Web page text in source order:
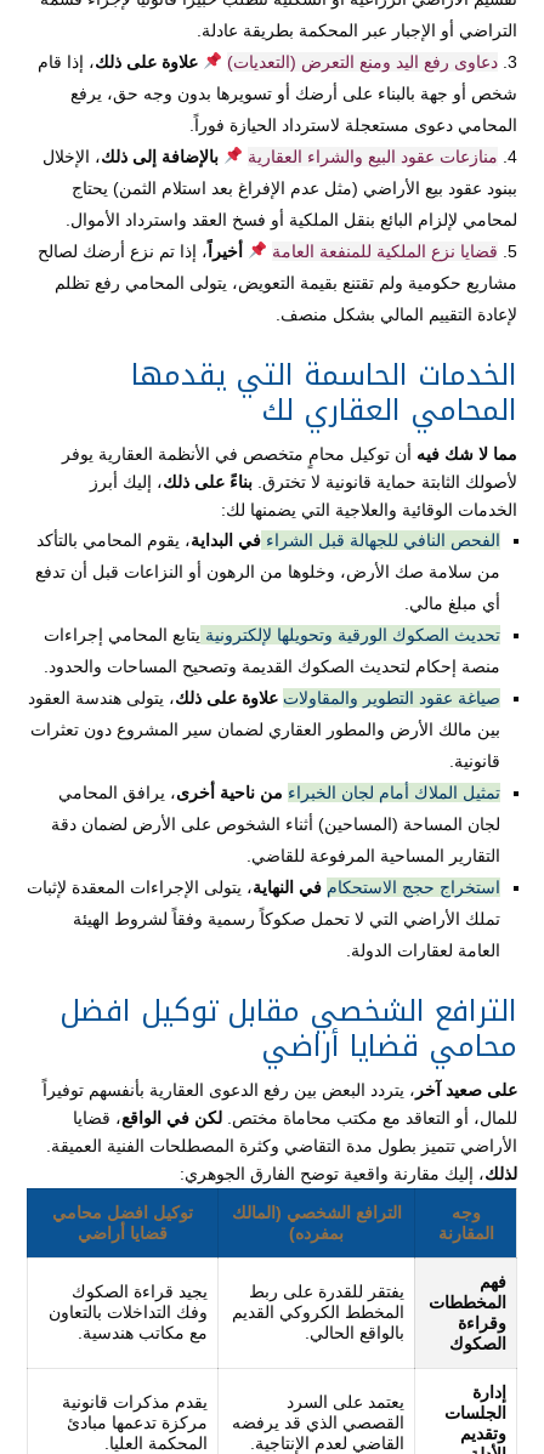
التراضي أو الإجبار عبر المحكمة بطريقة عادلة.
دعاوى رفع اليد ومنع التعرض (التعديات)
علاوة على ذلك، إذا قام
شخص أو جهة بالبناء على أرضك أو تسويرها بدون وجه حق، يرفع
المحامي دعوى مستعجلة لاسترداد الحيازة فوراً.
منازعات عقود البيع والشراء العقارية
بالإضافة إلى ذلك، الإخلال
ببنود عقود بيع الأراضي (مثل عدم الإفراغ بعد استلام الثمن) يحتاج
لمحامي لإلزام البائع بنقل الملكية أو فسخ العقد واسترداد الأموال.
قضايا نزع الملكية للمنفعة العامة
أخيراً ، إذا تم نزع أرضك لصالح
مشاريع حكومية ولم تقتنع بقيمة التعويض، يتولى المحامي رفع تظلم
لإعادة التقييم المالي بشكل منصف.
الخدمات الحاسمة التي يقدمها
المحامي العقاري لك
مما لا شك فيه أن توكيل محامٍ متخصص في الأنظمة العقارية يوفر
لأصولك الثابتة حماية قانونية لا تخترق. بناءً على ذلك، إليك أبرز
الخدمات الوقائية والعلاجية التي يضمنها لك:
الفحص النافي للجهالة قبل الشراء في البداية، يقوم المحامي بالتأكد
من سلامة صك الأرض، وخلوها من الرهون أو النزاعات قبل أن تدفع
أي مبلغ مالي.
تحديث الصكوك الورقية وتحويلها لإلكترونية يتابع المحامي إجراءات
منصة إحكام لتحديث الصكوك القديمة وتصحيح المساحات والحدود.
صياغة عقود التطوير والمقاولات علاوة على ذلك، يتولى هندسة العقود
بين مالك الأرض والمطور العقاري لضمان سير المشروع دون تعثرات
قانونية.
تمثيل الملاك أمام لجان الخبراء من ناحية أخرى، يرافق المحامي
لجان المساحة (المساحين) أثناء الشخوص على الأرض لضمان دقة
التقارير المساحية المرفوعة للقاضي.
استخراج حجج الاستحكام في النهاية، يتولى الإجراءات المعقدة لإثبات
تملك الأراضي التي لا تحمل صكوكاً رسمية وفقاً لشروط الهيئة
العامة لعقارات الدولة.
الترافع الشخصي مقابل توكيل افضل
محامي قضايا أراضي
على صعيد آخر ، يتردد البعض بين رفع الدعوى العقارية بأنفسهم توفيراً
للمال، أو التعاقد مع مكتب محاماة مختص. لكن في الواقع، قضايا
الأراضي تتميز بطول مدة التقاضي وكثرة المصطلحات الفنية العميقة.
لذلك، إليك مقارنة واقعية توضح الفارق الجوهري:
وجه
المقارنة
الترافع الشخصي (المالك
بمفرده)
توكيل افضل محامي
قضايا أراضي
فهم
المخططات
وقراءة
الصكوك
يفتقر للقدرة على ربط
المخطط الكروكي القديم
بالواقع الحالي.
يجيد قراءة الصكوك
وفك التداخلات بالتعاون
مع مكاتب هندسية.
إدارة
الجلسات
وتقديم
يعتمد على السرد
القصصي الذي قد يرفضه
القاضي لعدم الإنتاجية.
يقدم مذكرات قانونية
مركزة تدعمها مبادئ
المحكمة العليا.